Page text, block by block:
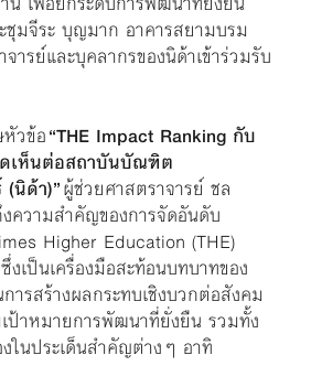
ชุมจีระ บุญมาก อาคารสยามบรม
ารย์และบุคลากรของนิด้าเข้าร่วมรับ
วข้อ“THE Impact Ranking กับ
เห็นต่อสถาบันบัณฑิต
นิด้า)”ผู้ช่วยศาสตราจารย์ ชล
ความสำคัญของการจัดอันดับ
Higher Education (THE)
เป็นเครื่องมือสะท้อนบทบาทของ
ารสร้างผลกระทบเชิงบวกต่อสังคม
ป้าหมายการพัฒนาที่ยั่งยืน รวมทั้ง
ในประเด็นสำคัญต่างๆ อาทิ